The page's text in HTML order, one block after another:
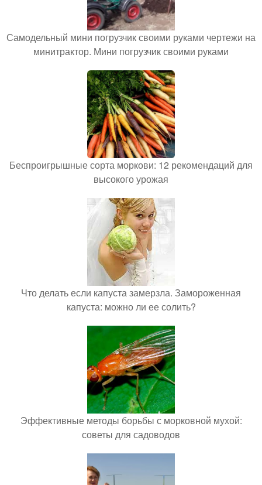
Самодельный мини погрузчик своими руками чертежи на
минитрактор. Мини погрузчик своими руками
Беспроигрышные сорта моркови: 12 рекомендаций для
высокого урожая
Что делать если капуста замерзла. Замороженная
капуста: можно ли ее солить?
Эффективные методы борьбы с морковной мухой:
советы для садоводов